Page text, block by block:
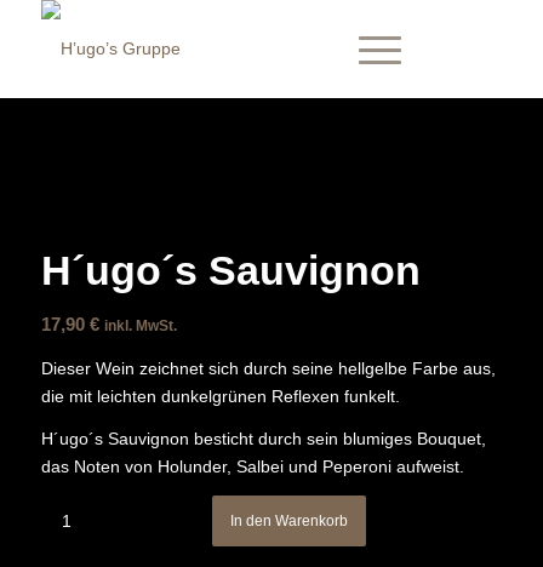
H´ugo´s Sauvignon
17,90 € inkl. MwSt.
Dieser Wein zeichnet sich durch seine hellgelbe Farbe aus,
die mit leichten dunkelgrünen Reflexen funkelt.
H´ugo´s Sauvignon besticht durch sein blumiges Bouquet,
das Noten von Holunder, Salbei und Peperoni aufweist.
In den Warenkorb